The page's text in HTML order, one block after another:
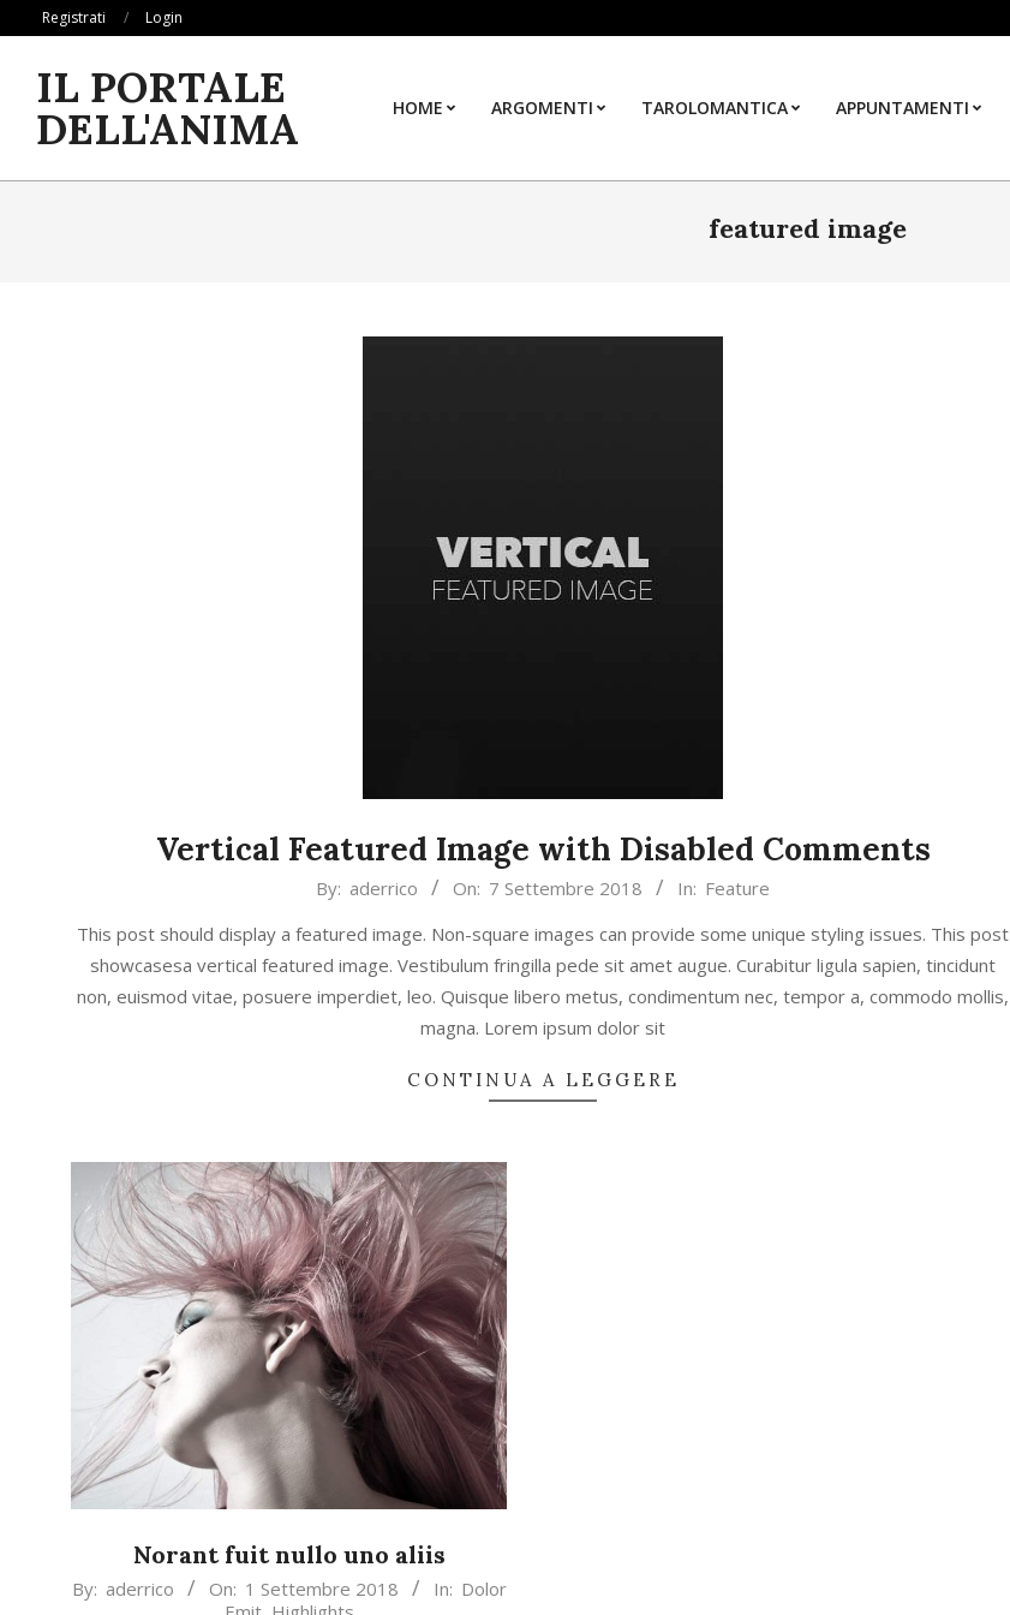
content
Registrati Login
IL PORTALE
DELL'ANIMA HOME ARGOMENTI TAROLOMANTICA APPUNTAMENTI
featured image
Vertical Featured Image with Disabled Comments
07
By: aderrico On: 7 Settembre 2018 In: Feature
This post should display a featured image. Non-square images can provide some unique styling issues. This post
showcasesa vertical featured image. Vestibulum fringilla pede sit amet augue. Curabitur ligula sapien, tincidunt
non, euismod vitae, posuere imperdiet, leo. Quisque libero metus, condimentum nec, tempor a, commodo mollis,
magna. Lorem ipsum dolor sit
CONTINUA A LEGGERE
Norant fuit nullo uno aliis
2018-
By: aderrico On: 1 Settembre 2018 In: Dolor